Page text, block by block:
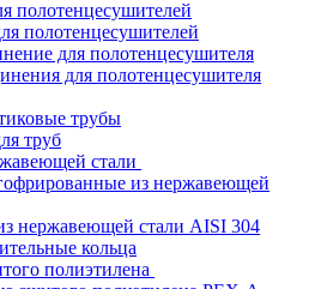
полотенцесушителей
полотенцесушителей
для полотенцесушителя
для полотенцесушителя
трубы
труб
стали
из нержавеющей
нержавеющей стали AISI 304
кольца
полиэтилена